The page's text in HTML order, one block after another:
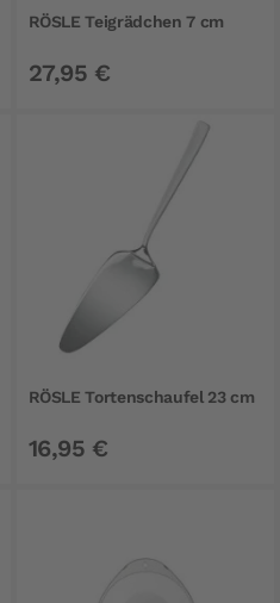
RÖSLE Teigrädchen 7 cm
27,95 €
RÖSLE Tortenschaufel 23 cm
16,95 €